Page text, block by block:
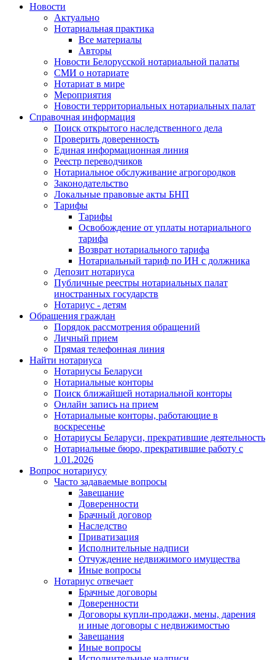
Новости
Актуально
Нотариальная практика
Все материалы
Авторы
Новости Белорусской нотариальной палаты
СМИ о нотариате
Нотариат в мире
Мероприятия
Новости территориальных нотариальных палат
Справочная информация
Поиск открытого наследственного дела
Проверить доверенность
Единая информационная линия
Реестр переводчиков
Нотариальное обслуживание агрогородков
Законодательство
Локальные правовые акты БНП
Тарифы
Тарифы
Освобождение от уплаты нотариального
тарифа
Возврат нотариального тарифа
Нотариальный тариф по ИН с должника
Депозит нотариуса
Публичные реестры нотариальных палат
иностранных государств
Нотариус - детям
Обращения граждан
Порядок рассмотрения обращений
Личный прием
Прямая телефонная линия
Найти нотариуса
Нотариусы Беларуси
Нотариальные конторы
Поиск ближайшей нотариальной конторы
Онлайн запись на прием
Нотариальные конторы, работающие в
воскресенье
Нотариусы Беларуси, прекратившие деятельность
Нотариальные бюро, прекратившие работу с
1.01.2026
Вопрос нотариусу
Часто задаваемые вопросы
Завещание
Доверенности
Брачный договор
Наследство
Приватизация
Исполнительные надписи
Отчуждение недвижимого имущества
Иные вопросы
Нотариус отвечает
Брачные договоры
Доверенности
Договоры купли-продажи, мены, дарения
и иные договоры с недвижимостью
Завещания
Иные вопросы